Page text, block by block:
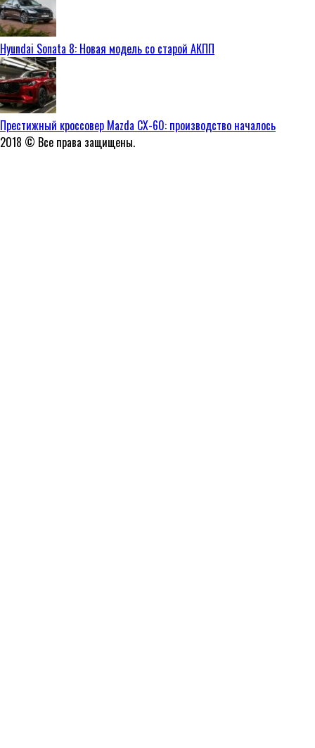
Hyundai Sonata 8: Новая модель со старой АКПП
Престижный кроссовер Mazda CX-60: производство началось
2018 © Все права защищены.